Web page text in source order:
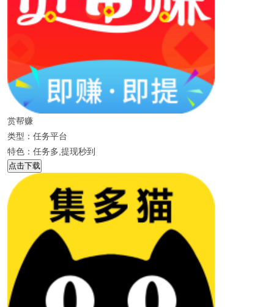
赏帮赚
类型：任务平台
特色：任务多,提现秒到
点击下载